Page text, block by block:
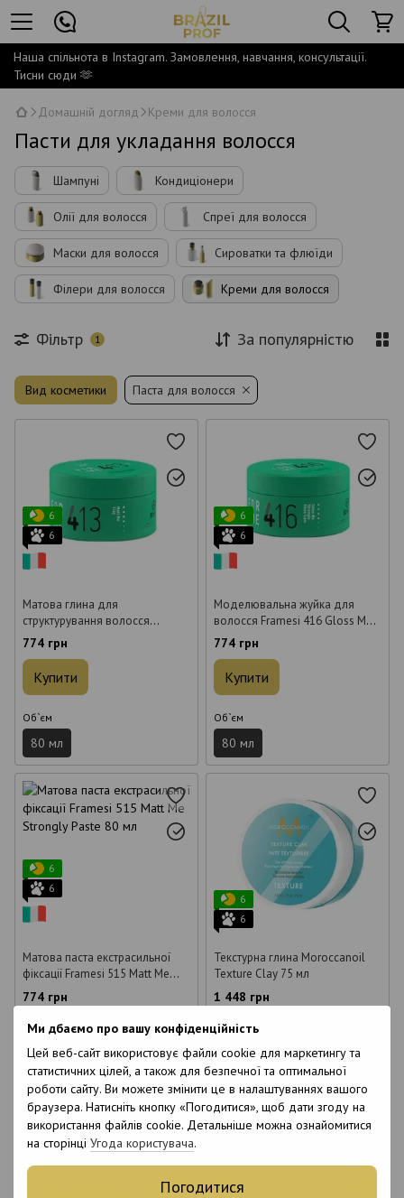
Ми дбаємо про вашу конфіденційність
Цей веб-сайт використовує файли cookie для маркетингу та
статистичних цілей, а також для безпечної та оптимальної
роботи сайту. Ви можете змінити це в налаштуваннях вашого
браузера. Натисніть кнопку «Погодитися», щоб дати згоду на
використання файлів cookie. Детальніше можна ознайомитися
на сторінці Угода користувача.
Погодитися
Наша спільнота в Instagram. Замовлення, навчання, консультації.
Тисни сюди 🫶
Домашній догляд Креми для волосся
Пасти для укладання волосся
Шампуні Кондиціонери
Олії для волосся Спреї для волосся
Маски для волосся Сироватки та флюїди
Філери для волосся Креми для волосся
Фільтр 1 За популярністю
Вид косметики Паста для волосся
6
6
Матова глина для
структурування волосся
Framesi 413 Matt Me Clay 80 мл
774 грн
Купити
Об`єм
80 мл
6
6
Моделювальна жуйка для
волосся Framesi 416 Gloss Me
Strongly Fibre Gum 80 мл
774 грн
Купити
Об`єм
80 мл
6
6
Матова паста екстрасильної
фіксації Framesi 515 Matt Me
Strongly Paste 80 мл
774 грн
Купити
Об`єм
80 мл
6
6
Текстурна глина Moroccanoil
Texture Clay 75 мл
1 448 грн
Купити
Об`єм
75 мл